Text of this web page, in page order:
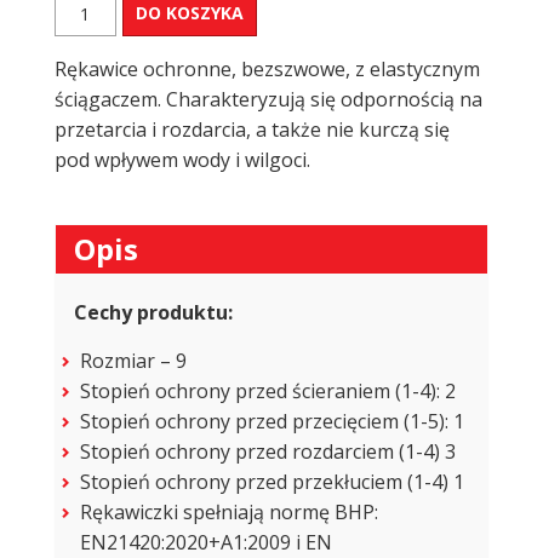
Rękawice
r.9
(1
para)
DO KOSZYKA
Rękawice ochronne, bezszwowe, z elastycznym
ściągaczem. Charakteryzują się odpornością na
przetarcia i rozdarcia, a także nie kurczą się
pod wpływem wody i wilgoci.
Opis
Cechy produktu:
Rozmiar – 9
Stopień ochrony przed ścieraniem (1-4): 2
Stopień ochrony przed przecięciem (1-5): 1
Stopień ochrony przed rozdarciem (1-4) 3
Stopień ochrony przed przekłuciem (1-4) 1
Rękawiczki spełniają normę BHP:
EN21420:2020+A1:2009 i EN